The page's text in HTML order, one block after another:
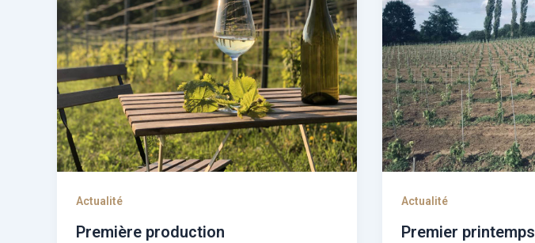
Actualité
Première production
Actualité
Premier printemps